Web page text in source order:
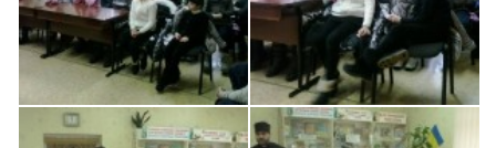
Катехитична комісія
Комісія у справах молоді
Комісія у справах родини
Комісія з питань душпастирства охорони здоров’я